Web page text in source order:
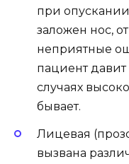
при
заложен нос,
неприятные
пациент
случаях
бывает.
Лицевая
вызвана